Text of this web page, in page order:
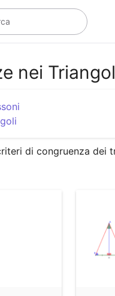
nei
di congruenza dei